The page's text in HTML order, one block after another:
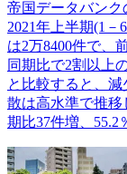
帝国データバンク
2021年上半期(1
は2万8400件で、
同期比で2割以上
と比較すると、
散は高水準で推移
期比37件増、55.2